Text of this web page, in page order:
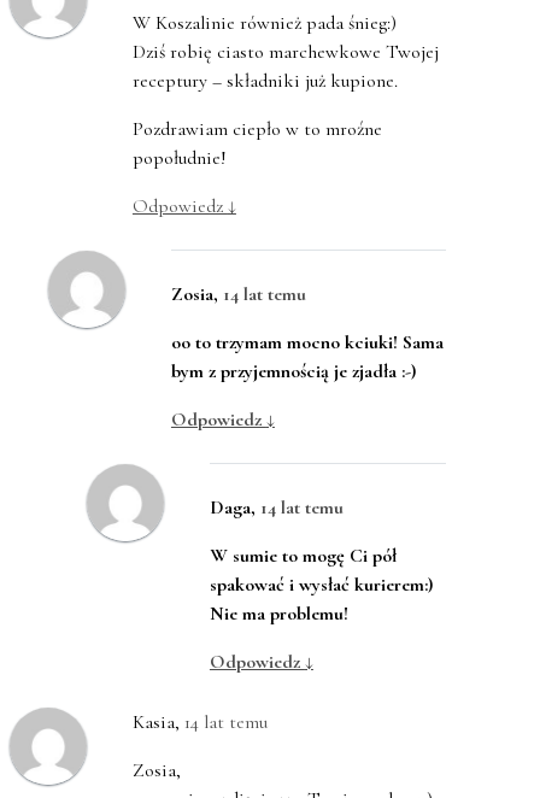
W Koszalinie również pada śnieg:)
Dziś robię ciasto marchewkowe Twojej
receptury – składniki już kupione.
Pozdrawiam ciepło w to mroźne
popołudnie!
Odpowiedz ↓
Zosia, 14 lat temu
oo to trzymam mocno kciuki! Sama
bym z przyjemnością je zjadła :-)
Odpowiedz ↓
Daga, 14 lat temu
W sumie to mogę Ci pół
spakować i wysłać kurierem:)
Nie ma problemu!
Odpowiedz ↓
Kasia, 14 lat temu
Zosia,